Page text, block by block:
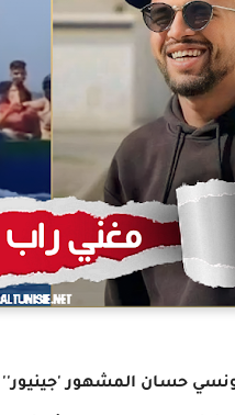
حسان المشهور 'جينيور''